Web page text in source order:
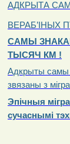
АДКРЫТА
ВЕРАБ’ІНЫХ
САМЫ
ТЫСЯЧ КМ !
Адкрыты самы
звязаны з
Эпічныя
сучаснымі